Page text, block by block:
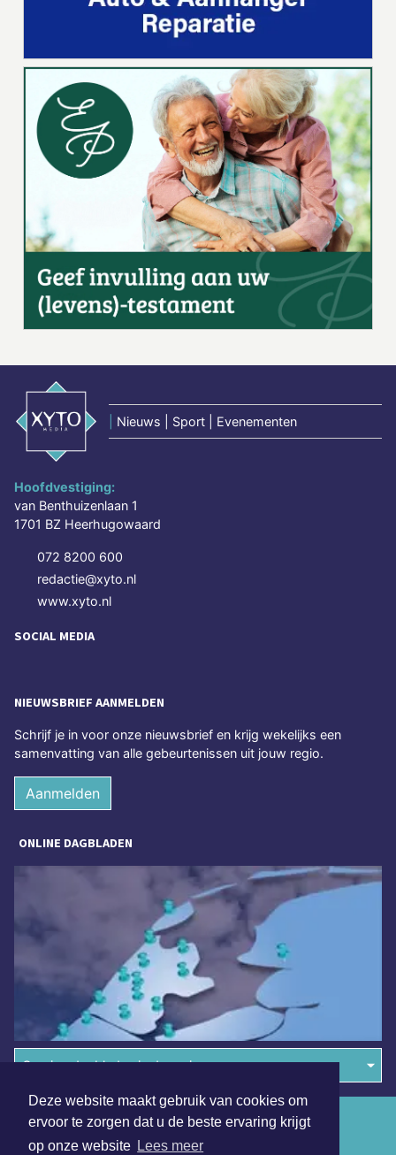
Deze website maakt gebruik van cookies om
ervoor te zorgen dat u de beste ervaring krijgt
op onze website Lees meer
Nieuws | Sport | Evenementen
Hoofdvestiging:
van Benthuizenlaan 1
1701 BZ Heerhugowaard
072 8200 600
redactie@xyto.nl
www.xyto.nl
SOCIAL MEDIA
NIEUWSBRIEF AANMELDEN
Schrijf je in voor onze nieuwsbrief en krijg wekelijks een
samenvatting van alle gebeurtenissen uit jouw regio.
Aanmelden
ONLINE DAGBLADEN
Overige dagbladen in de regio
Algemene voorwaarden
Disclaimer